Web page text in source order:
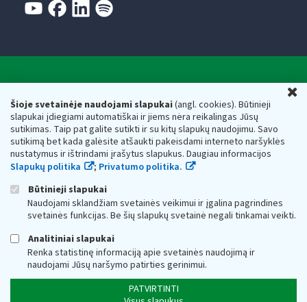
Šioje svetainėje naudojami slapukai(angl. cookies). Būtinieji
slapukai įdiegiami automatiškai ir jiems nėra reikalingas Jūsų
sutikimas. Taip pat galite sutikti ir su kitų slapukų naudojimu. Savo
sutikimą bet kada galėsite atšaukti pakeisdami interneto naršyklės
nustatymus ir ištrindami įrašytus slapukus. Daugiau informacijos
Slapukų politika
; Privatumo politika.
Būtinieji slapukai
Naudojami sklandžiam svetainės veikimui ir įgalina pagrindines
svetainės funkcijas. Be šių slapukų svetainė negali tinkamai veikti.
Analitiniai slapukai
Renka statistinę informaciją apie svetainės naudojimą ir
naudojami Jūsų naršymo patirties gerinimui.
PATVIRTINTI
Respublikos finansų ministerijos
Biudžetinė įstaiga. Juridinio asmens kodas — 188659752,
adresas: Vasario 16-osios g. 14, 01107 Vilnius, Lietuva, el.paštas:
vmi@vmi.lt, E. pristatymo dėžutės adresas 188659752
Duomenys apie Valstybinę mokesčių inspekciją prie Lietuvos
Respublikos finansų ministerijos kaupiami ir saugomi Juridinių